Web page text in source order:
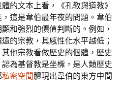
的文本上看，《孔教與道教》
這是韋伯最年夜的問題。韋伯
和強烈的價值判斷的。例如，
的宗教，其感性化水平越低；
他宗教看做歷史的個體，歷史
為基督教是坐標，是人類歷史
私密空間體現出韋伯的東方中間